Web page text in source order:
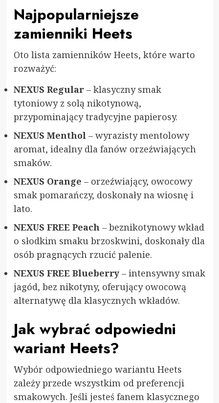
Najpopularniejsze
zamienniki Heets
Oto lista zamienników Heets, które warto
rozważyć:
NEXUS Regular– klasyczny smak
tytoniowy z solą nikotynową,
przypominający tradycyjne papierosy.
NEXUS Menthol– wyrazisty mentolowy
aromat, idealny dla fanów orzeźwiających
smaków.
NEXUS Orange – orzeźwiający, owocowy
smak pomarańczy, doskonały na wiosnę i
lato.
NEXUS FREE Peach – beznikotynowy wkład
o słodkim smaku brzoskwini, doskonały dla
osób pragnących rzucić palenie.
NEXUS FREE Blueberry– intensywny smak
jagód, bez nikotyny, oferujący owocową
alternatywę dla klasycznych wkładów.
Jak wybrać odpowiedni
wariant Heets?
Wybór odpowiedniego wariantu Heets
zależy przede wszystkim od preferencji
smakowych. Jeśli jesteś fanem klasycznego